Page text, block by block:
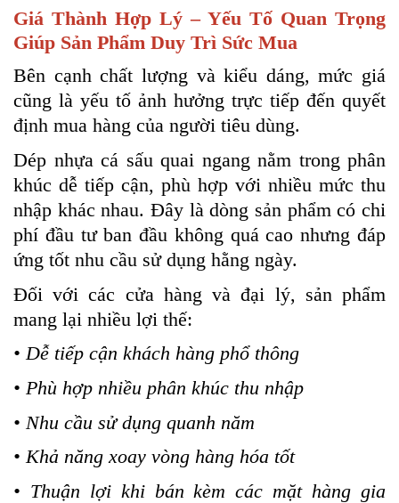
Giá Thành Hợp Lý – Yếu Tố Quan Trọng
Giúp Sản Phẩm Duy Trì Sức Mua
Bên cạnh chất lượng và kiểu dáng, mức giá
cũng là yếu tố ảnh hưởng trực tiếp đến quyết
định mua hàng của người tiêu dùng.
Dép nhựa cá sấu quai ngang nằm trong phân
khúc dễ tiếp cận, phù hợp với nhiều mức thu
nhập khác nhau. Đây là dòng sản phẩm có chi
phí đầu tư ban đầu không quá cao nhưng đáp
ứng tốt nhu cầu sử dụng hằng ngày.
Đối với các cửa hàng và đại lý, sản phẩm
mang lại nhiều lợi thế:
• Dễ tiếp cận khách hàng phổ thông
• Phù hợp nhiều phân khúc thu nhập
• Nhu cầu sử dụng quanh năm
• Khả năng xoay vòng hàng hóa tốt
• Thuận lợi khi bán kèm các mặt hàng gia